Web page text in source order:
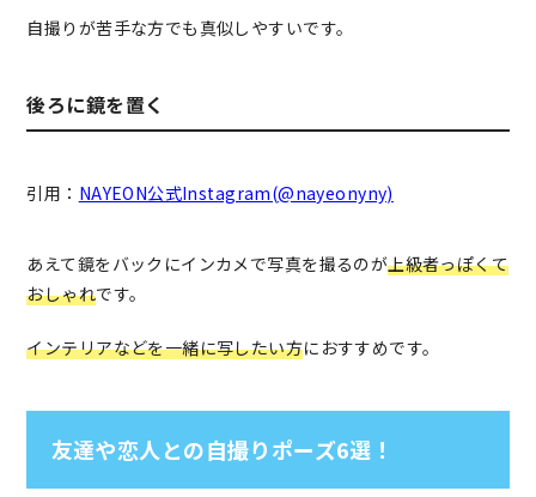
自撮りが苦手な方でも真似しやすいです。
後ろに鏡を置く
引用： NAYEON公式Instagram(@nayeonyny)
あえて鏡をバックにインカメで写真を撮るのが上級者っぽくて
おしゃれです。
インテリアなどを一緒に写したい方におすすめです。
友達や恋人との自撮りポーズ6選！